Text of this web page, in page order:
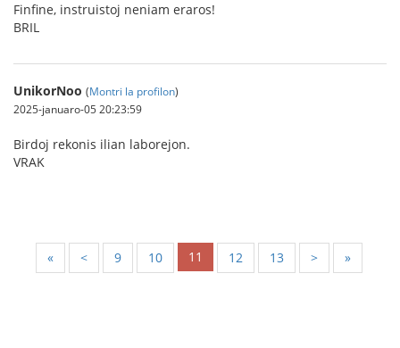
Finfine, instruistoj neniam eraros!
BRIL
UnikorNoo (Montri la profilon)
2025-januaro-05 20:23:59
Birdoj rekonis ilian laborejon.
VRAK
« < 9 10 11 12 13 > »